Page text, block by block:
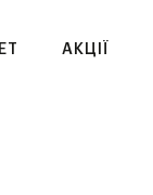
АКЦІЇ